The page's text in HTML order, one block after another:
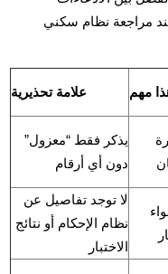
مراجعة نظام سكني
مهم علامة تحذيرية
يذكر فقط “معزول”
دون أي أرقام
لا توجد تفاصيل عن
نظام الإحكام أو نتائج
الاختبار